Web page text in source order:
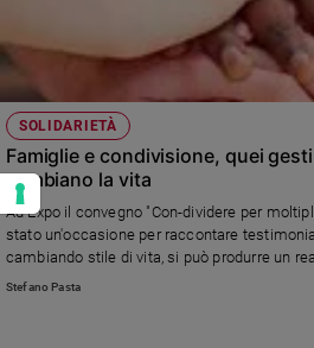
SOLIDARIETÀ
Famiglie e condivisione, quei
cambiano la vita
Ad Expo il convegno "Con-dividere per
stato un'occasione per raccontare
cambiando stile di vita, si può produrre un
e contribuire al bene comune.
Stefano Pasta